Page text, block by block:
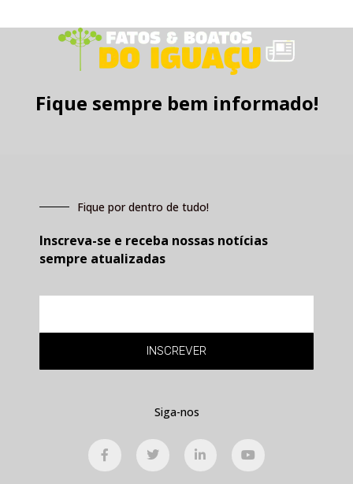
Fique sempre bem informado!
Fique por dentro de tudo!
Inscreva-se e receba nossas notícias
sempre atualizadas
INSCREVER
Siga-nos
F
a
c
T
w
i
L
i
n
Y
o
u